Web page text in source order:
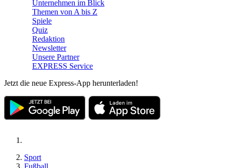
Unternehmen im Blick
Themen von A bis Z
Spiele
Quiz
Redaktion
Newsletter
Unsere Partner
EXPRESS Service
Jetzt die neue Express-App herunterladen!
Sport
Fußball